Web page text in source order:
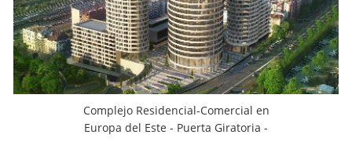
Complejo Residencial-Comercial en
Europa del Este - Puerta Giratoria -